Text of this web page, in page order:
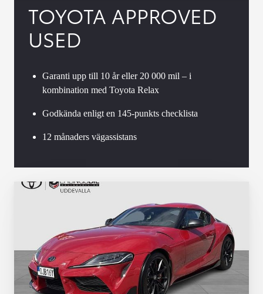
TOYOTA APPROVED
USED
Garanti upp till 10 år eller 20 000 mil – i
kombination med Toyota Relax
Godkända enligt en 145-punkts checklista
12 månaders vägassistans